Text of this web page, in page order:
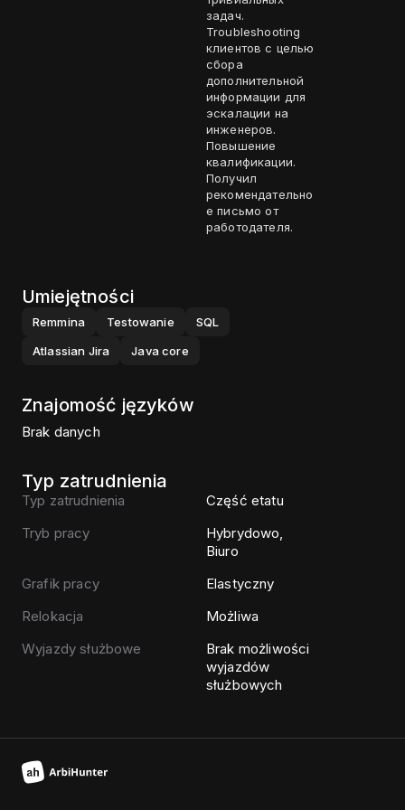
задач.
Troubleshooting
клиентов с целью
сбора
дополнительной
информации для
эскалации на
инженеров.
Повышение
квалификации.
Получил
рекомендательно
е письмо от
работодателя.
Umiejętności
Remmina Testowanie
SQL
Atlassian Jira
Java core
Znajomość języków
Brak danych
Typ zatrudnienia
Typ zatrudnienia
Część etatu
Tryb pracy
Hybrydowo,
Biuro
Grafik pracy
Elastyczny
Relokacja
Możliwa
Wyjazdy służbowe
Brak możliwości
wyjazdów
służbowych